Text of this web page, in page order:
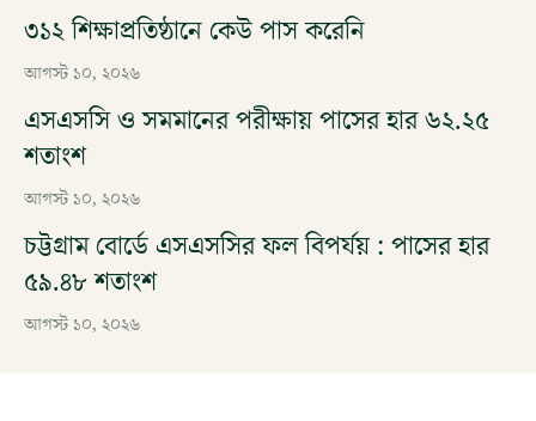
৩১২ শিক্ষাপ্রতিষ্ঠানে কেউ পাস করেনি
আগস্ট ১০, ২০২৬
এসএসসি ও সমমানের পরীক্ষায় পাসের হার ৬২.২৫
শতাংশ
আগস্ট ১০, ২০২৬
চট্টগ্রাম বোর্ডে এসএসসির ফল বিপর্যয় : পাসের হার
৫৯.৪৮ শতাংশ
আগস্ট ১০, ২০২৬